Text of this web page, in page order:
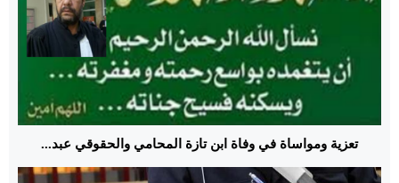
تعزية ومواساة في وفاة ابن تازة المحامي والحقوقي عبد...